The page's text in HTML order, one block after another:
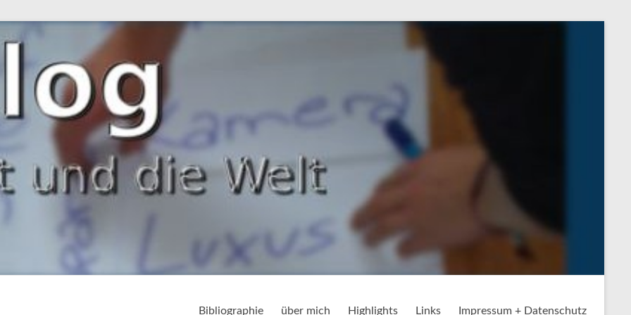
Bibliographie über mich Highlights Links Impressum + Datenschutz